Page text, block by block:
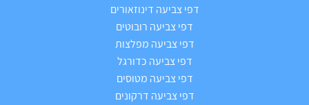
דפי צביעה דינוזאורים
דפי צביעה רובוטים
דפי צביעה מפלצות
דפי צביעה כדורגל
דפי צביעה מטוסים
דפי צביעה דרקונים